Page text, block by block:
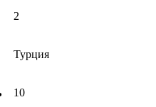
2
Турция
10